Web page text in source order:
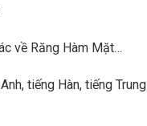
về Răng Hàm Mặt…
tiếng Hàn, tiếng Trung